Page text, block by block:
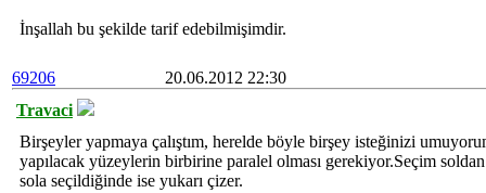
İnşallah bu şekilde tarif edebilmişimdir.
69206
20.06.2012 22:30
Travaci
Birşeyler yapmaya çalıştım, herelde böyle birşey isteğinizi
yapılacak yüzeylerin birbirine paralel olması gerekiyor.Seçim
sola seçildiğinde ise yukarı çizer.